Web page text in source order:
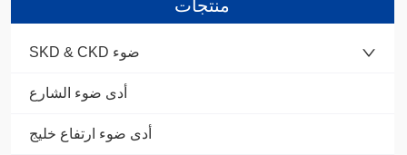
منتجات
SKD & CKD ضوء
أدى ضوء الشارع
أدى ضوء ارتفاع خليج